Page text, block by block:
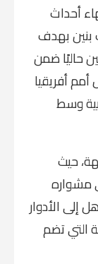
أحداث
بنين بهدف
حاليًا ضمن
أفريقيا
وسط
حيث
مشواره
إلى الأدوار
التي تضم